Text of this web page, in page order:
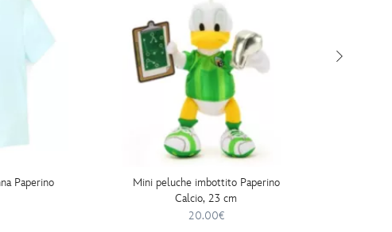
Paperino
Mini peluche imbottito Paperino
Calcio, 23 cm
20.00€